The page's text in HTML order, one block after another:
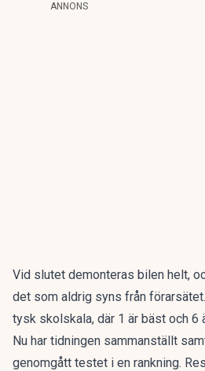
ANNONS
Vid slutet demonteras bilen helt,
det som aldrig syns från
tysk skolskala, där 1 är bäst och 6
Nu har tidningen sammanställt
genomgått testet i en rankning.